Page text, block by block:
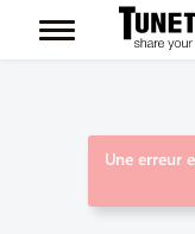
Une erreur